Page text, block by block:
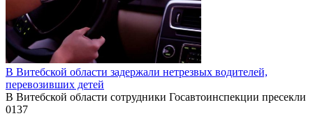
В Витебской области задержали нетрезвых водителей,
перевозивших детей
В Витебской области сотрудники Госавтоинспекции пресекли
0137